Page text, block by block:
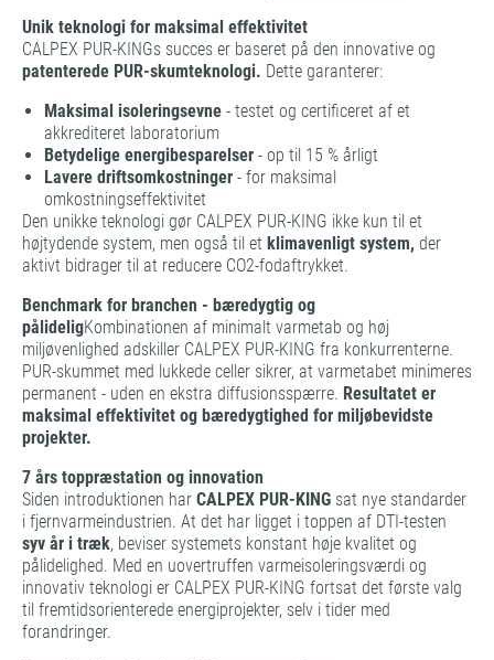
Unik teknologi for maksimal effektivitet
CALPEX PUR-KINGs succes er baseret på den innovative og
patenterede PUR-skumteknologi. Dette garanterer:
Maksimal isoleringsevne - testet og certificeret af et
akkrediteret laboratorium
Betydelige energibesparelser - op til 15 % årligt
Lavere driftsomkostninger - for maksimal
omkostningseffektivitet
Den unikke teknologi gør CALPEX PUR-KING ikke kun til et
højtydende system, men også til et klimavenligt system, der
aktivt bidrager til at reducere CO2-fodaftrykket.
Benchmark for branchen - bæredygtig og
pålideligKombinationen af minimalt varmetab og høj
miljøvenlighed adskiller CALPEX PUR-KING fra konkurrenterne.
PUR-skummet med lukkede celler sikrer, at varmetabet minimeres
permanent - uden en ekstra diffusionsspærre. Resultatet er
maksimal effektivitet og bæredygtighed for miljøbevidste
projekter.
7 års toppræstation og innovation
Siden introduktionen har CALPEX PUR-KING sat nye standarder
i fjernvarmeindustrien. At det har ligget i toppen af DTI-testen
syv år i træk, beviser systemets konstant høje kvalitet og
pålidelighed. Med en uovertruffen varmeisoleringsværdi og
innovativ teknologi er CALPEX PUR-KING fortsat det første valg
til fremtidsorienterede energiprojekter, selv i tider med
forandringer.